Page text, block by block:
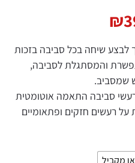
בכל סביבה בזכות
לסביבה,
התאמה אוטומטית
חזקים ופתאומיים